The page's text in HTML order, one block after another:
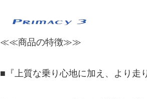
≪≪商品の特徴≫≫
■『上質な乗り心地に加え、より走